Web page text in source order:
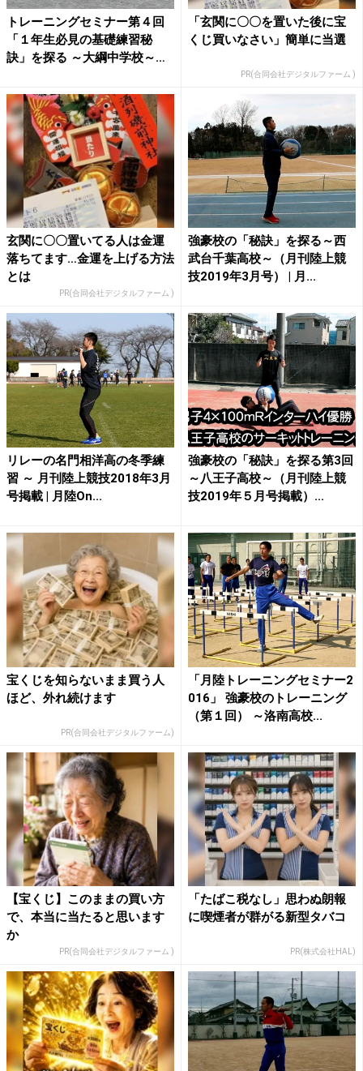
トレーニングセミナー第４回
「１年生必見の基礎練習秘
訣」を探る ～大綱中学校～
「玄関に〇〇を置いた後に宝
くじ買いなさい」簡単に当選
PR(合同会社デジタルファーム )
玄関に〇〇置いてる人は金運
落ちてます…金運を上げる方法
とは
PR(合同会社デジタルファーム )
強豪校の「秘訣」を探る～西
武台千葉高校～（月刊陸上競
技2019年3月号） | 月...
リレーの名門相洋高の冬季練
習 ～ 月刊陸上競技2018年3月
号掲載 | 月陸On...
強豪校の「秘訣」を探る第3回
～八王子高校～（月刊陸上競
技2019年５月号掲載）...
宝くじを知らないまま買う人
ほど、外れ続けます
PR(合同会社デジタルファーム)
「月陸トレーニングセミナー2
016」 強豪校のトレーニング
（第１回） ～洛南高校...
【宝くじ】このままの買い方
で、本当に当たると思います
か
PR(合同会社デジタルファーム )
「たばこ税なし」思わぬ朗報
に喫煙者が群がる新型タバコ
PR(株式会社HAL)